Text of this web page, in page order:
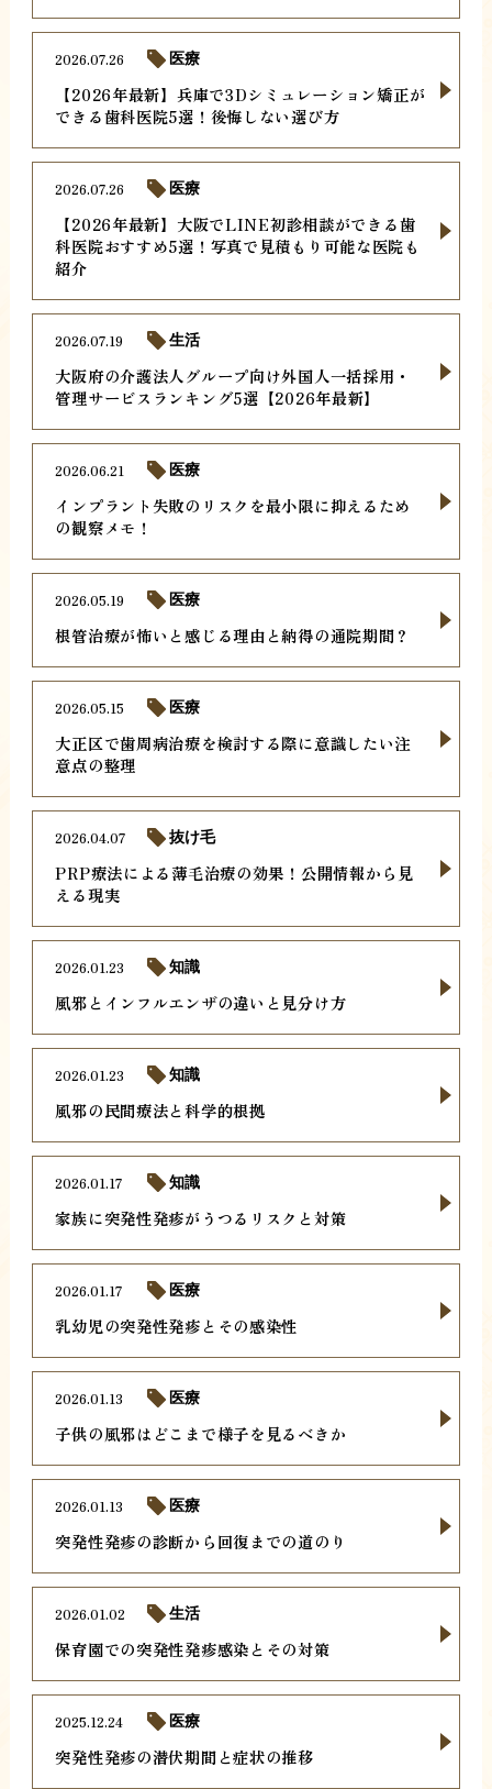
【2026年最新】兵庫で3Dシミュレーション矯正が
できる歯科医院5選！後悔しない選び方
2026.07.26 医療
【2026年最新】大阪でLINE初診相談ができる歯
科医院おすすめ5選！写真で見積もり可能な医院も
紹介
2026.07.26 医療
大阪府の介護法人グループ向け外国人一括採用・
管理サービスランキング5選【2026年最新】
2026.07.19 生活
インプラント失敗のリスクを最小限に抑えるため
の観察メモ！
2026.06.21 医療
根管治療が怖いと感じる理由と納得の通院期間？
2026.05.19 医療
大正区で歯周病治療を検討する際に意識したい注
意点の整理
2026.05.15 医療
PRP療法による薄毛治療の効果！公開情報から見
える現実
2026.04.07 抜け毛
風邪とインフルエンザの違いと見分け方
2026.01.23 知識
風邪の民間療法と科学的根拠
2026.01.23 知識
家族に突発性発疹がうつるリスクと対策
2026.01.17 知識
乳幼児の突発性発疹とその感染性
2026.01.17 医療
子供の風邪はどこまで様子を見るべきか
2026.01.13 医療
突発性発疹の診断から回復までの道のり
2026.01.13 医療
保育園での突発性発疹感染とその対策
2026.01.02 生活
突発性発疹の潜伏期間と症状の推移
2025.12.24 医療